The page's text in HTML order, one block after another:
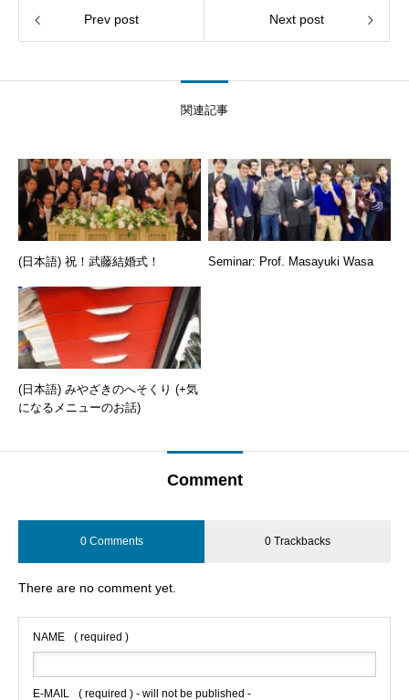
Prev post Next post
関連記事
(日本語) 祝！武藤結婚式！ Seminar: Prof. Masayuki Wasa
(日本語) みやざきのへそくり (+気
になるメニューのお話)
Comment
0 Comments 0 Trackbacks
There are no comment yet.
NAME ( required )
E-MAIL ( required ) - will not be published -